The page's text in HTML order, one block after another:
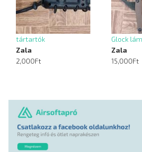
tártartók
Zala
2,000Ft
Glock
Zala
15,000Ft